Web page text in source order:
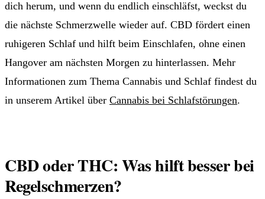
dich herum, und wenn du endlich einschläfst, weckst du
die nächste Schmerzwelle wieder auf. CBD fördert einen
ruhigeren Schlaf und hilft beim Einschlafen, ohne einen
Hangover am nächsten Morgen zu hinterlassen. Mehr
Informationen zum Thema Cannabis und Schlaf findest du
in unserem Artikel über Cannabis bei Schlafstörungen.
CBD oder THC: Was hilft besser bei
Regelschmerzen?